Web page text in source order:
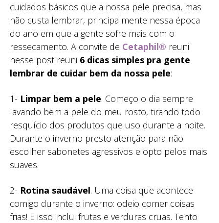
cuidados básicos que a nossa pele precisa, mas
não custa lembrar, principalmente nessa época
do ano em que a gente sofre mais com o
ressecamento. A convite de Cetaphil® reuni
nesse post reuni 6 dicas simples pra gente
lembrar de cuidar bem da nossa pele:
1- Limpar bem a pele. Começo o dia sempre
lavando bem a pele do meu rosto, tirando todo
resquício dos produtos que uso durante a noite.
Durante o inverno presto atenção para não
escolher sabonetes agressivos e opto pelos mais
suaves.
2- Rotina saudável. Uma coisa que acontece
comigo durante o inverno: odeio comer coisas
frias! E isso inclui frutas e verduras cruas. Tento